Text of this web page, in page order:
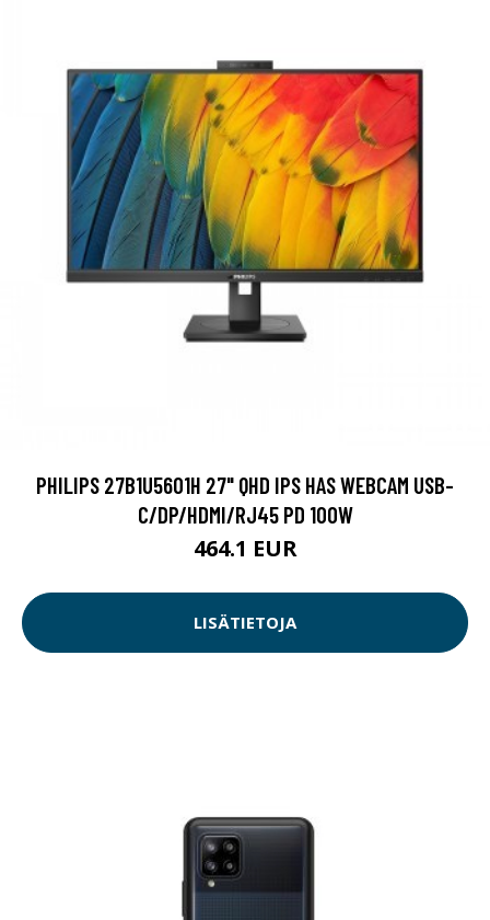
PHILIPS 27B1U5601H 27" QHD IPS HAS WEBCAM USB-
C/DP/HDMI/RJ45 PD 100W
464.1 EUR
LISÄTIETOJA